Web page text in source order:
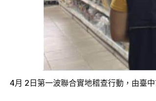
4月 2日第一波聯合實地稽查行動，由臺